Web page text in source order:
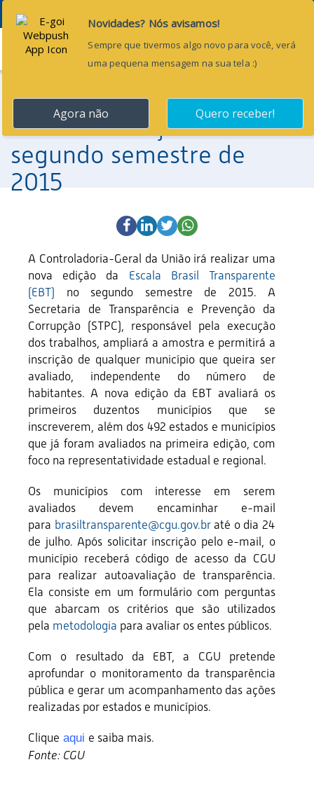
Menu
Escala Brasil Transparente
terá nova edição no
segundo semestre de
2015
A Controladoria-Geral da União irá realizar uma
nova edição da
Escala Brasil Transparente
(EBT)
no segundo semestre de 2015. A
Secretaria
de Transparência e Prevenção da
Corrupção (STPC), responsável pela execução
dos trabalhos, ampliará a amostra e permitirá a
inscrição de qualquer município que queira ser
avaliado, independente do número de
habitantes. A nova edição da EBT avaliará os
primeiros duzentos municípios que se
inscreverem, além dos 492 estados e municípios
que já foram avaliados na primeira edição, com
foco na representatividade estadual e regional.
Os municípios com interesse em serem
avaliados devem encaminhar e-mail
para brasiltransparente@cgu.gov.braté o dia 24
de julho. Após solicitar inscrição pelo e-mail, o
município receberá código de acesso da CGU
para realizar autoavaliação de transparência.
Ela consiste em um formulário com perguntas
que abarcam os critérios que são utilizados
pela metodologia para avaliar os entes públicos.
Com o resultado da EBT, a CGU pretende
aprofundar o monitoramento da transparência
pública e gerar um acompanhamento das ações
realizadas por estados e municípios.
Clique aqui e saiba mais.
Fonte: CGU